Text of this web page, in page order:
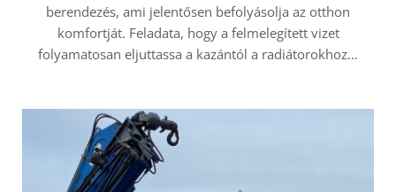
berendezés, ami jelentősen befolyásolja az otthon
komfortját. Feladata, hogy a felmelegített vizet
folyamatosan eljuttassa a kazántól a radiátorokhoz…